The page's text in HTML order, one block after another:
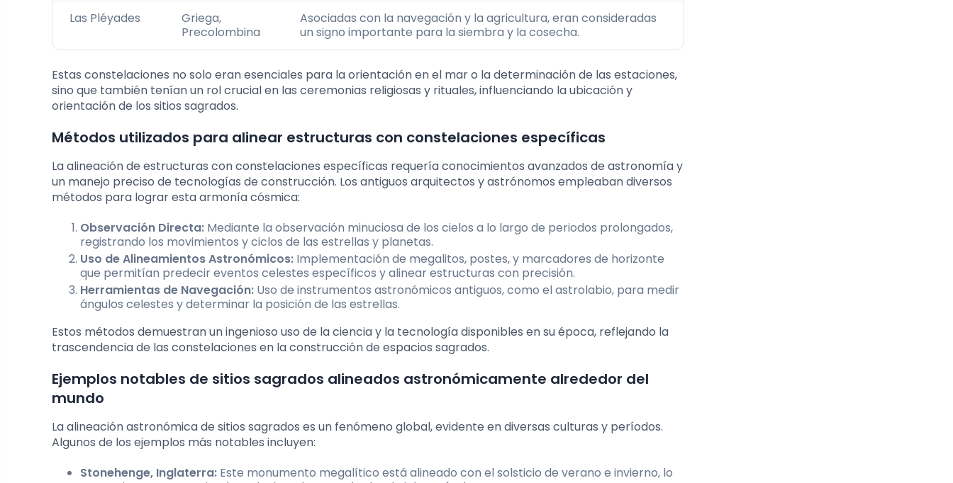
Las Pléyades
Griega,
Precolombina
Asociadas con la navegación y la agricultura, eran consideradas
un signo importante para la siembra y la cosecha.
Estas constelaciones no solo eran esenciales para la orientación en el mar o la determinación de las estaciones,
sino que también tenían un rol crucial en las ceremonias religiosas y rituales, influenciando la ubicación y
orientación de los sitios sagrados.
Métodos utilizados para alinear estructuras con constelaciones específicas
La alineación de estructuras con constelaciones específicas requería conocimientos avanzados de astronomía y
un manejo preciso de tecnologías de construcción. Los antiguos arquitectos y astrónomos empleaban diversos
métodos para lograr esta armonía cósmica:
Observación Directa: Mediante la observación minuciosa de los cielos a lo largo de periodos prolongados,
registrando los movimientos y ciclos de las estrellas y planetas.
Uso de Alineamientos Astronómicos: Implementación de megalitos, postes, y marcadores de horizonte
que permitían predecir eventos celestes específicos y alinear estructuras con precisión.
Herramientas de Navegación: Uso de instrumentos astronómicos antiguos, como el astrolabio, para medir
ángulos celestes y determinar la posición de las estrellas.
Estos métodos demuestran un ingenioso uso de la ciencia y la tecnología disponibles en su época, reflejando la
trascendencia de las constelaciones en la construcción de espacios sagrados.
Ejemplos notables de sitios sagrados alineados astronómicamente alrededor del
mundo
La alineación astronómica de sitios sagrados es un fenómeno global, evidente en diversas culturas y períodos.
Algunos de los ejemplos más notables incluyen:
Stonehenge, Inglaterra: Este monumento megalítico está alineado con el solsticio de verano e invierno, lo